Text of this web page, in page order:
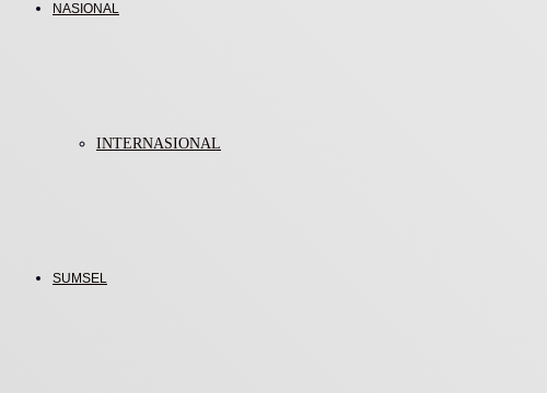
NASIONAL
INTERNASIONAL
SUMSEL